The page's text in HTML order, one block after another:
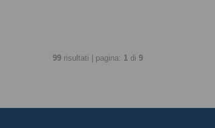
99 risultati | pagina: 1 di 9